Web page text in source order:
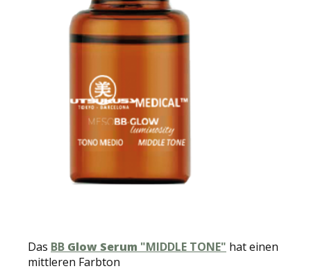
Das BB Glow Serum "MIDDLE TONE" hat einen
mittleren Farbton